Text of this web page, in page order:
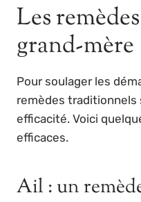
Les
grand-mère
Pour soulager les
remèdes
efficacité. Voici
efficaces.
Ail : un